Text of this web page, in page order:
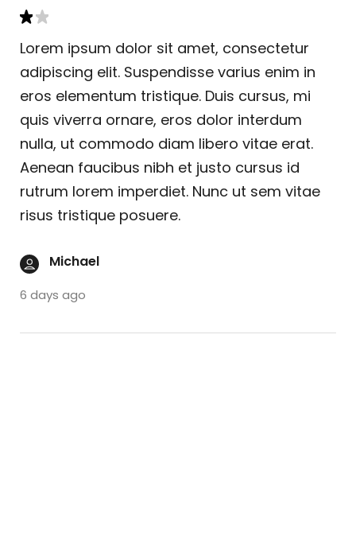
Lorem ipsum dolor sit amet, consectetur
adipiscing elit. Suspendisse varius enim in
eros elementum tristique. Duis cursus, mi
quis viverra ornare, eros dolor interdum
nulla, ut commodo diam libero vitae erat.
Aenean faucibus nibh et justo cursus id
rutrum lorem imperdiet. Nunc ut sem vitae
risus tristique posuere.
Michael
6 days ago